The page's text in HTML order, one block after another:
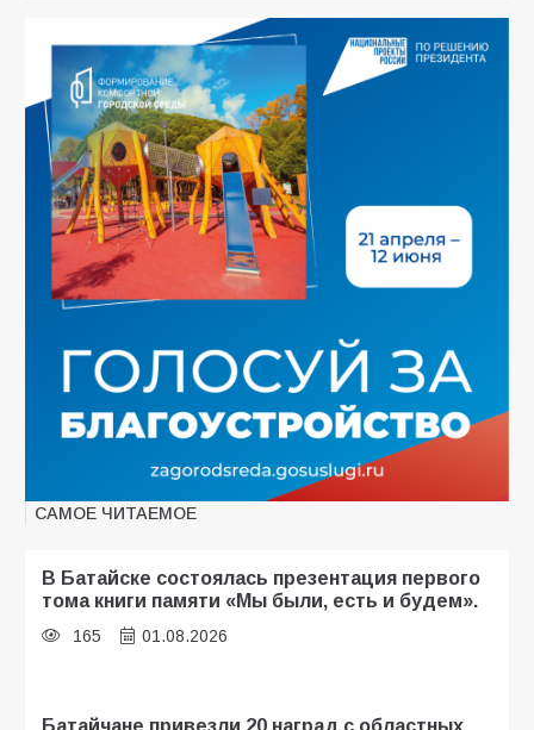
САМОЕ ЧИТАЕМОЕ
В Батайске состоялась презентация первого
тома книги памяти «Мы были, есть и будем».
165 01.08.2026
Батайчане привезли 20 наград с областных